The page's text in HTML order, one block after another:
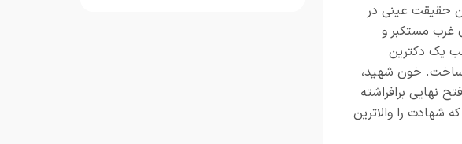
حقیقت عینی در
غرب مستکبر و
یک دکترین
ساخت. خون شهید،
نهایی برافراشته
شهادت را والاترین